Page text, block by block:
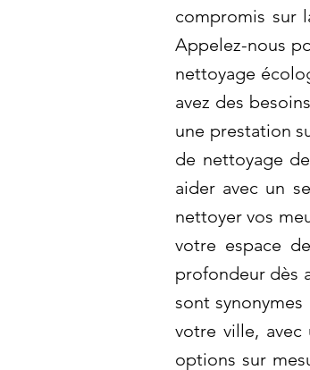
compromis sur
Appelez-nous
nettoyage
avez des
une prestation
de nettoyage
aider avec un
nettoyer vos
votre espace
profondeur dès
sont
votre ville,
options sur